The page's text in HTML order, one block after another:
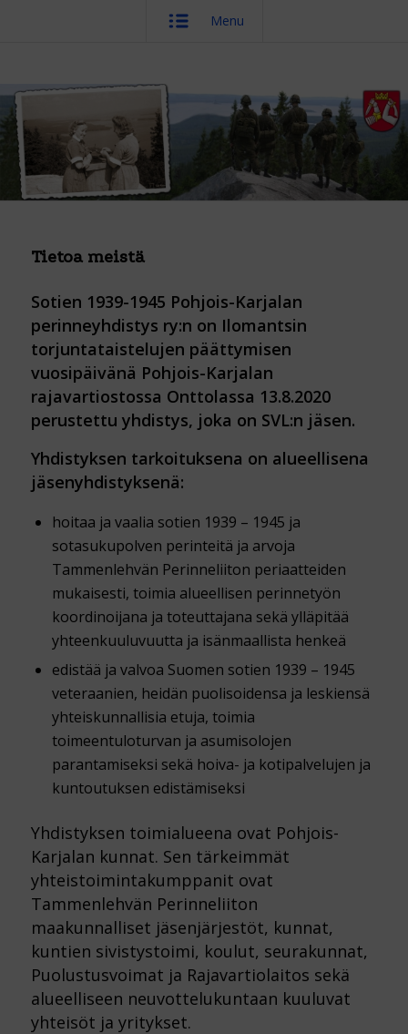
Menu
Tietoa meistä
Sotien 1939-1945 Pohjois-Karjalan
perinneyhdistys ry:n on Ilomantsin
torjuntataistelujen päättymisen
vuosipäivänä Pohjois-Karjalan
rajavartiostossa Onttolassa 13.8.2020
perustettu yhdistys, joka on SVL:n jäsen.
Yhdistyksen tarkoituksena on alueellisena
jäsenyhdistyksenä:
hoitaa ja vaalia sotien 1939 – 1945 ja
sotasukupolven perinteitä ja arvoja
Tammenlehvän Perinneliiton periaatteiden
mukaisesti, toimia alueellisen perinnetyön
koordinoijana ja toteuttajana sekä ylläpitää
yhteenkuuluvuutta ja isänmaallista henkeä
edistää ja valvoa Suomen sotien 1939 – 1945
veteraanien, heidän puolisoidensa ja leskiensä
yhteiskunnallisia etuja, toimia
toimeentuloturvan ja asumisolojen
parantamiseksi sekä hoiva- ja kotipalvelujen ja
kuntoutuksen edistämiseksi
Yhdistyksen toimialueena ovat Pohjois-
Karjalan kunnat. Sen tärkeimmät
yhteistoimintakumppanit ovat
Tammenlehvän Perinneliiton
maakunnalliset jäsenjärjestöt, kunnat,
kuntien sivistystoimi, koulut, seurakunnat,
Puolustusvoimat ja Rajavartiolaitos sekä
alueelliseen neuvottelukuntaan kuuluvat
yhteisöt ja yritykset.